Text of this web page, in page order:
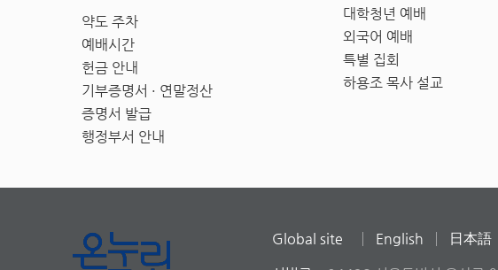
대학청년 예배
외국어 예배
특별 집회
하용조 목사 설교
약도 주차
예배시간
헌금 안내
기부증명서 · 연말정산
증명서 발급
행정부서 안내
Global site English 日本語